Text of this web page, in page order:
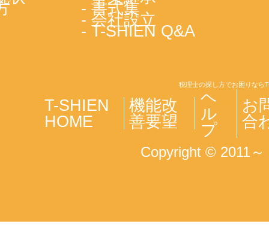
- 書式集
- 会社設立
- T-SHIEN Q&A
税理士の探し方でお困りなら
T-SHIEN
HOME
機能改
善要望
ヘ
ル
プ
お
合
Copyright © 2011